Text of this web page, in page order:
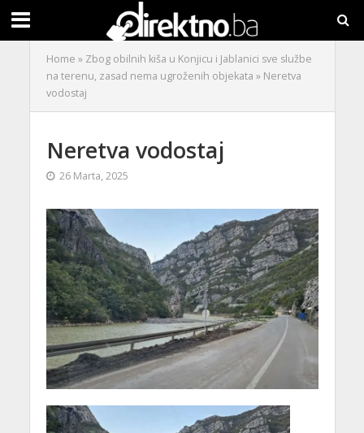
Home » Zbog obilnih kiša u Konjicu i Jablanici sve službe
na terenu, zasad nema ugroženih objekata » Neretva
vodostaj
Neretva vodostaj
26 Marta, 2025